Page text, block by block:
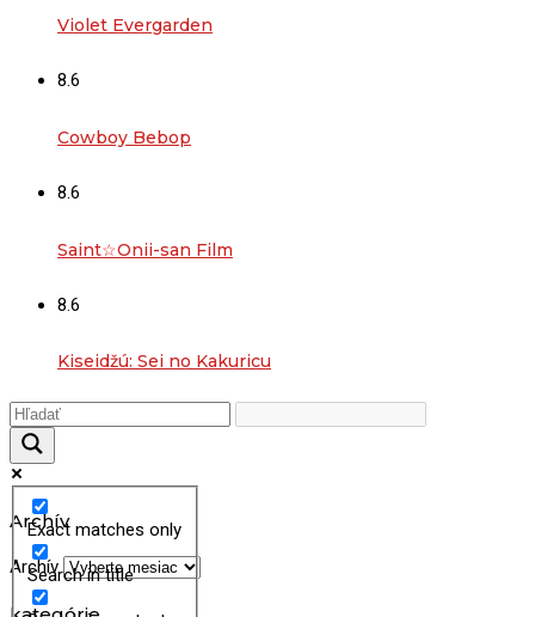
Violet Evergarden
8.6
Cowboy Bebop
8.6
Saint☆Onii-san Film
8.6
Kiseidžú: Sei no Kakuricu
Exact matches only
Search in title
Archív
Archív